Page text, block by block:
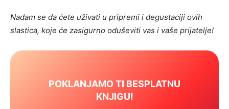
Nadam se da ćete uživati u pripremi i degustaciji ovih
slastica, koje će zasigurno oduševiti vas i vaše prijatelje!
POKLANJAMO TI BESPLATNU
KNJIGU!